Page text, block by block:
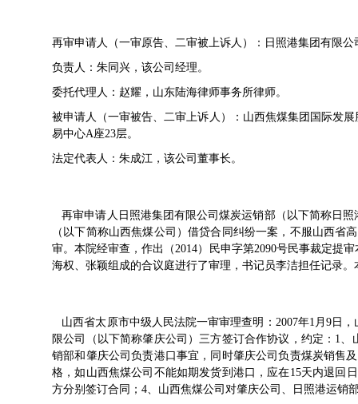
再审申请人（一审原告、二审被上诉人）：日照港集团有限
负责人：朱同兴，该公司经理。
委托代理人：赵耀，山东陆海律师事务所律师。
被申请人（一审被告、二审上诉人）：山西焦煤集团国际发
易中心A座23层。
法定代表人：朱成江，该公司董事长。
再审申请人日照港集团有限公司煤炭运销部（以下简称日
（以下简称山西焦煤公司）借贷合同纠纷一案，不服山西省
审。本院经审查，作出（2014）民申字第2090号民事裁定提
海权、张颖组成的合议庭进行了审理，书记员李洁担任记录
山西省太原市中级人民法院一审审理查明：2007年1月9日
限公司（以下简称肇庆公司）三方签订合作协议，约定：1
销部和肇庆公司负责港口事宜，同时肇庆公司负责煤炭销售
格，如山西焦煤公司不能如期发货到港口，应在15天内退回
方分别签订合同；4、山西焦煤公司对肇庆公司、日照港运销